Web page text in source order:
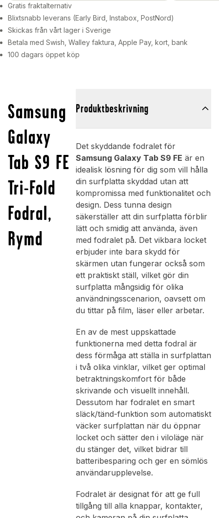
Gratis fraktalternativ
Blixtsnabb leverans (Early Bird, Instabox, PostNord)
Skickas från vårt lager i Sverige
Betala med Swish, Walley faktura, Apple Pay, kort, bank
100 dagars öppet köp
Samsung
Galaxy
Tab S9 FE
Tri-Fold
Fodral,
Rymd
Produktbeskrivning
Det skyddande fodralet för
Samsung Galaxy Tab S9 FE är en
idealisk lösning för dig som vill hålla
din surfplatta skyddad utan att
kompromissa med funktionalitet och
design. Dess tunna design
säkerställer att din surfplatta förblir
lätt och smidig att använda, även
med fodralet på. Det vikbara locket
erbjuder inte bara skydd för
skärmen utan fungerar också som
ett praktiskt ställ, vilket gör din
surfplatta mångsidig för olika
användningsscenarion, oavsett om
du tittar på film, läser eller arbetar.
En av de mest uppskattade
funktionerna med detta fodral är
dess förmåga att ställa in surfplattan
i två olika vinklar, vilket ger optimal
betraktningskomfort för både
skrivande och visuellt innehåll.
Dessutom har fodralet en smart
släck/tänd-funktion som automatiskt
väcker surfplattan när du öppnar
locket och sätter den i viloläge när
du stänger det, vilket bidrar till
batteribesparing och ger en sömlös
användarupplevelse.
Fodralet är designat för att ge full
tillgång till alla knappar, kontakter,